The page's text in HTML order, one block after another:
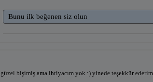
Bunu ilk beğenen siz olun
güzel bişimiş ama ihtiyacım yok :) yinede teşekkür ederim